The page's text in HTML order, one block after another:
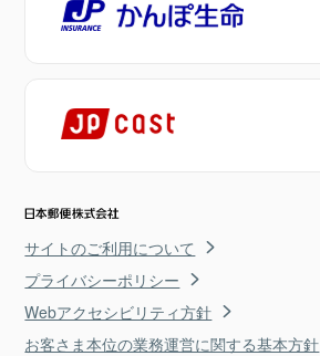
サイトのご利用について
プライバシーポリシー
Webアクセシビリティ方針
お客さま本位の業務運営に関する基本方針